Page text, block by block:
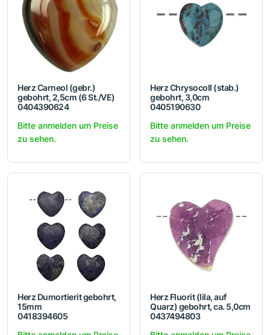
Herz Carneol (gebr.)
gebohrt, 2,5cm (6 St./VE)
0404390624
Bitte anmelden um Preise
zu sehen.
Herz Chrysocoll (stab.)
gebohrt, 3,0cm
0405190630
Bitte anmelden um Preise
zu sehen.
Herz Dumortierit gebohrt,
15mm
0418394605
Herz Fluorit (lila, auf
Quarz) gebohrt, ca. 5,0cm
0437494803